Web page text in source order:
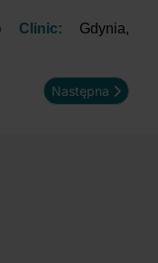
Clinic: Gdynia,
Klaudii
Następna
Następna